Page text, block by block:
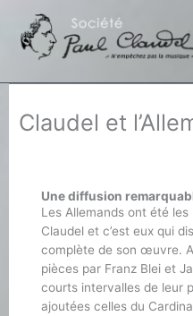
contenu
Claudel et
Une diffusion
Les Allemands ont été
Claudel et c’est eux qui
complète de son œuvre.
pièces par Franz Blei et
courts intervalles de leur
ajoutées celles du